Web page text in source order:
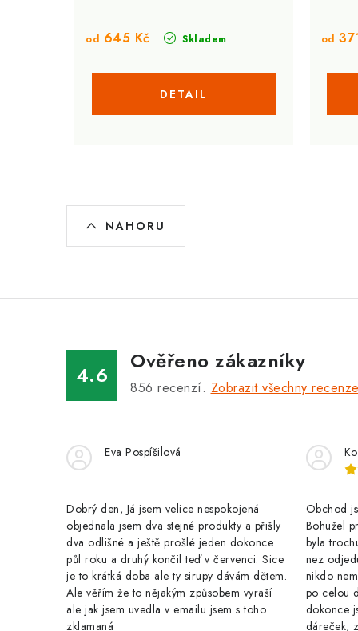
Skladem
od 645 Kč od
O
v
á
a
c
í
r
v
k
y
v
ý
p
NAHORU
4.6
Ověřeno zákazníky
856 recenzí. Zobrazit všechny recenze
Eva Pospíšilová
Dobrý den, Já jsem velice nespokojená
objednala jsem dva stejné produkty a přišly
dva odlišné a ještě prošlé jeden dokonce
půl roku a druhý končil teď v červenci. Sice
je to krátká doba ale ty sirupy dávám dětem.
Ale věřím že to nějakým způsobem vyraší
ale jak jsem uvedla v emailu jsem s toho
zklamaná
Obchod
Bohužel
byla
nez
nikdo
po celou
dokonce
dáreček,